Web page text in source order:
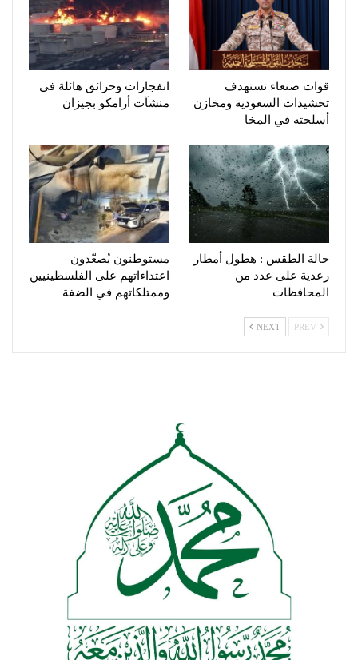
قوات صنعاء تستهدف
تحشيدات السعودية ومخازن
أسلحته في المخا
انفجارات وحرائق هائلة في
منشآت أرامكو بجيزان
حالة الطقس : هطول أمطار
رعدية على عدد من
المحافظات
مستوطنون يُصعّدون
اعتداءاتهم على الفلسطينيين
وممتلكاتهم في الضفة
NEXT